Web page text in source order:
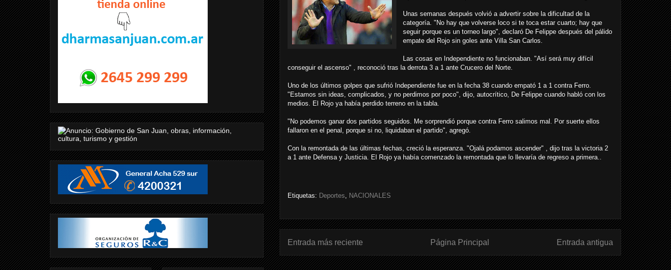
Unas semanas después volvió a advertir sobre la dificultad de la
categoría. "No hay que volverse loco si te toca estar cuarto; hay que
seguir porque es un torneo largo", declaró De Felippe después del pálido
empate del Rojo sin goles ante Villa San Carlos.
Las cosas en Independiente no funcionaban. "Así será muy difícil
conseguir el ascenso" , reconoció tras la derrota 3 a 1 ante Crucero del Norte.
Uno de los últimos golpes que sufrió Independiente fue en la fecha 38 cuando empató 1 a 1 contra Ferro.
"Estamos sin ideas, complicados, y no perdimos por poco", dijo, autocrítico, De Felippe cuando habló con los
medios. El Rojo ya había perdido terreno en la tabla.
"No podemos ganar dos partidos seguidos. Me sorprendió porque contra Ferro salimos mal. Por suerte ellos
fallaron en el penal, porque si no, liquidaban el partido", agregó.
Con la remontada de las últimas fechas, creció la esperanza. "Ojalá podamos ascender" , dijo tras la victoria 2
a 1 ante Defensa y Justicia. El Rojo ya había comenzado la remontada que lo llevaría de regreso a primera..
Etiquetas: Deportes NACIONALES
Entrada más reciente Entrada antigua
Página Principal